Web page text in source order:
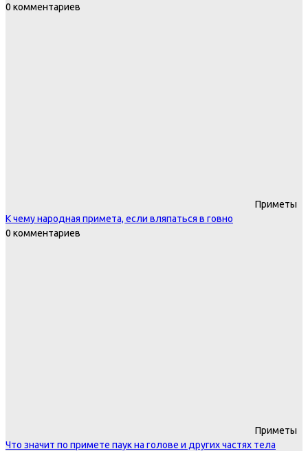
0 комментариев
Приметы
К чему народная примета, если вляпаться в говно
0 комментариев
Приметы
Что значит по примете паук на голове и других частях тела